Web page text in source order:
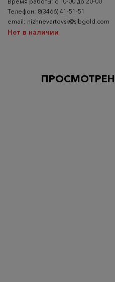
Телефон: 8(3466) 41-51-51
email: nizhnevartovsk@sibgold.com
Нет в наличии